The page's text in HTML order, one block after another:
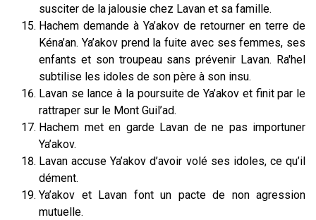
susciter de la jalousie chez Lavan et sa famille.
Hachem demande à Ya’akov de retourner en terre de
Kéna’an. Ya’akov prend la fuite avec ses femmes, ses
enfants et son troupeau sans prévenir Lavan. Ra'hel
subtilise les idoles de son père à son insu.
Lavan se lance à la poursuite de Ya’akov et finit par le
rattraper sur le Mont Guil’ad.
Hachem met en garde Lavan de ne pas importuner
Ya’akov.
Lavan accuse Ya’akov d’avoir volé ses idoles, ce qu’il
dément.
Ya’akov et Lavan font un pacte de non agression
mutuelle.